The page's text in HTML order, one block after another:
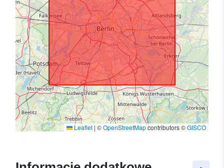
Leaflet | ©OpenStreetMapcontributors ©GISCO